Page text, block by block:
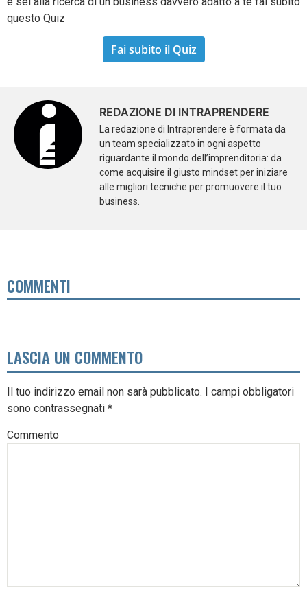
questo Quiz
Fai subito il Quiz
REDAZIONE DI INTRAPRENDERE
La redazione di Intraprendere è formata da
un team specializzato in ogni aspetto
riguardante il mondo dell’imprenditoria: da
come acquisire il giusto mindset per iniziare
alle migliori tecniche per promuovere il tuo
business.
COMMENTI
LASCIA UN COMMENTO
Il tuo indirizzo email non sarà pubblicato. I campi obbligatori
sono contrassegnati *
Commento